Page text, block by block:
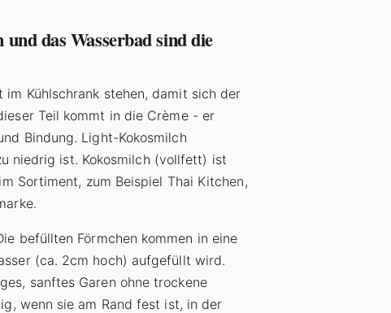
das Wasserbad sind die
Kühlschrank stehen, damit sich der
Teil kommt in die Crème - er
Bindung. Light-Kokosmilch
niedrig ist. Kokosmilch (vollfett) ist
Sortiment, zum Beispiel Thai Kitchen,
befüllten Förmchen kommen in eine
(ca. 2cm hoch) aufgefüllt wird.
sanftes Garen ohne trockene
wenn sie am Rand fest ist, in der